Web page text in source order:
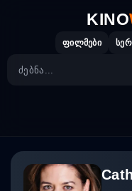
KINO
ფილმები